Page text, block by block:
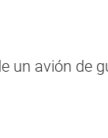
un avión de